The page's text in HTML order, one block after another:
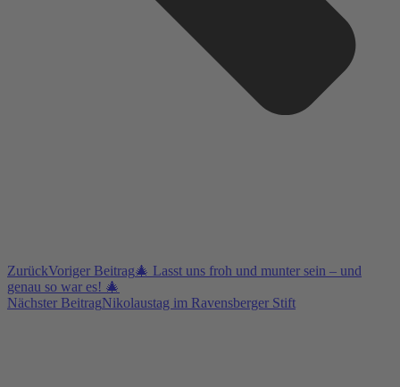
ZurückVoriger Beitrag🎄 Lasst uns froh und munter sein – und
genau so war es! 🎄
Nächster BeitragNikolaustag im Ravensberger Stift